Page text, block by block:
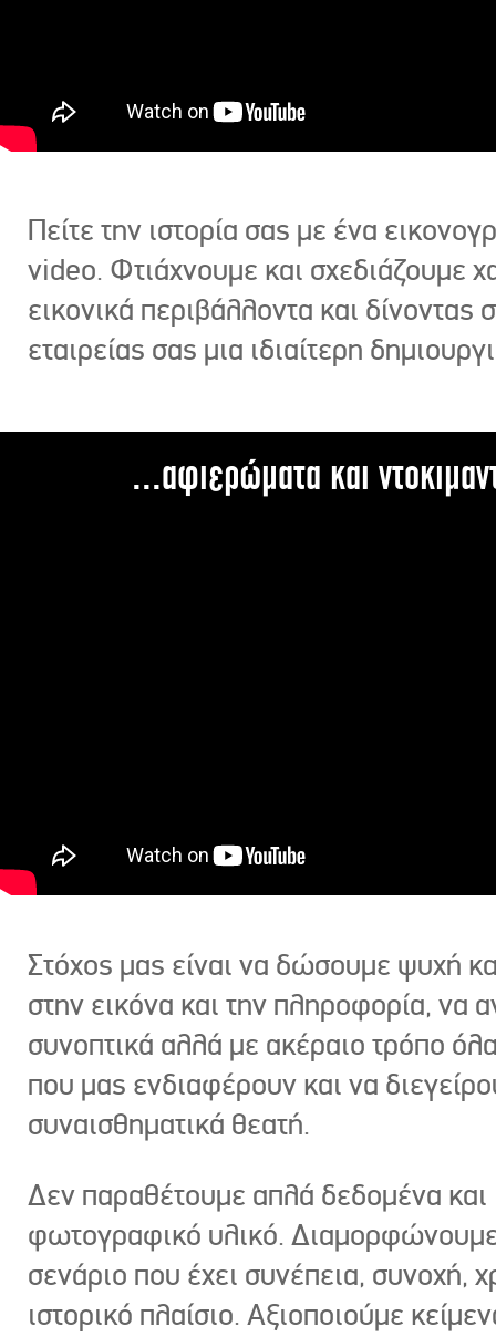
Πείτε την ιστορία σας με ένα
video. Φτιάχνουμε και σχεδιάζουμε
εικονικά περιβάλλοντα και δίνοντας
εταιρείας σας μια ιδιαίτερη
...αφιερώματα και
Στόχος μας είναι να δώσουμε ψυχή
στην εικόνα και την πληροφορία, να
συνοπτικά αλλά με ακέραιο τρόπο
που μας ενδιαφέρουν και να
συναισθηματικά θεατή.
Δεν παραθέτουμε απλά δεδομένα και
φωτογραφικό υλικό.
σενάριο που έχει συνέπεια, συνοχή,
ιστορικό πλαίσιο. Αξιοποιούμε